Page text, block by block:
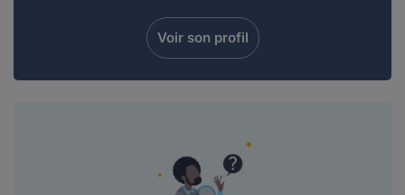
Voir son profil